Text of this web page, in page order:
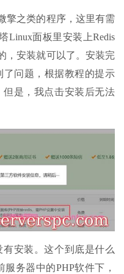
擎之类的程序，这里有需
Linux面板里安装上Redis
，安装就可以了。安装完
问题，根据教程的提示
但是，我点击安装后无法
有安装。这个到底是什么
务器中的PHP软件下，